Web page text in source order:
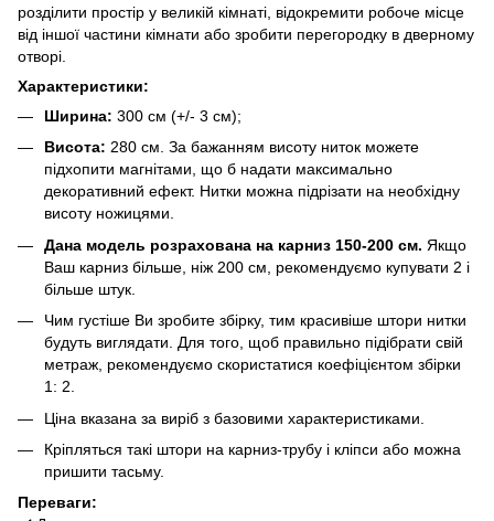
розділити простір у великій кімнаті, відокремити робоче місце
від іншої частини кімнати або зробити перегородку в дверному
отворі.
Характеристики:
Ширина: 300 см (+/- 3 см);
Висота: 280 см. За бажанням висоту ниток можете
підхопити магнітами, що б надати максимально
декоративний ефект. Нитки можна підрізати на необхідну
висоту ножицями.
Дана модель розрахована на карниз 150-200 см. Якщо
Ваш карниз більше, ніж 200 см, рекомендуємо купувати 2 і
більше штук.
Чим густіше Ви зробите збірку, тим красивіше штори нитки
будуть виглядати. Для того, щоб правильно підібрати свій
метраж, рекомендуємо скористатися коефіцієнтом збірки
1: 2.
Ціна вказана за виріб з базовими характеристиками.
Кріпляться такі штори на карниз-трубу і кліпси або можна
пришити тасьму.
Переваги: